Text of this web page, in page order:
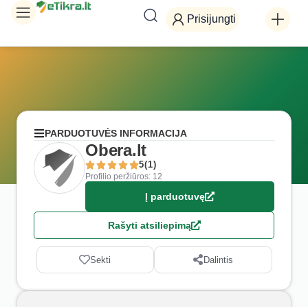
Prisijungti
PARDUOTUVĖS INFORMACIJA
Obera.lt
5(1)
Profilio peržiūros: 12
Į parduotuvę
Rašyti atsiliepimą
Sekti Dalintis